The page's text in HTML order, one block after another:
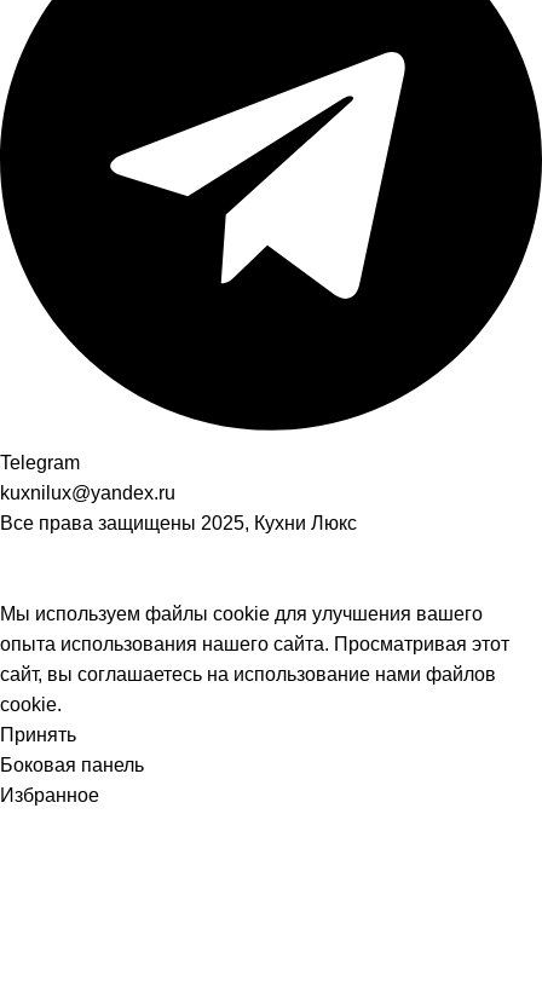
Telegram
kuxnilux@yandex.ru
Все права защищены 2025, Кухни Люкс
Мы используем файлы cookie для улучшения вашего
опыта использования нашего сайта. Просматривая этот
сайт, вы соглашаетесь на использование нами файлов
cookie.
Принять
Боковая панель
Избранное